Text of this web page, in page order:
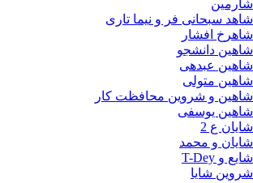
شارمین
شاهد سبحانی فر و نیما تاری
شاهرخ افشار
شاهین دانشجو
شاهین عبدهی
شاهین متولی
شاهین و شروین محافظت کار
شاهین یوسفی
شایان ع 2
شایان و محمد
شایع و T-Dey
شروین شایا